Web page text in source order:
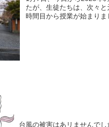
たが、生徒たちは、次々
時間目から授業が始まり
台風の被害はあリませんでし